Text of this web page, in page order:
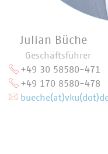
Julian Büche
Geschäftsführer
+49 30 58580-471
+49 170 8580-478